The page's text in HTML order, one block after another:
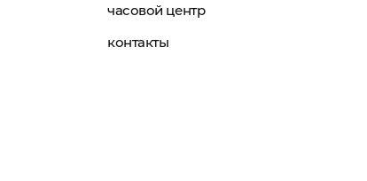
часовой центр
контакты